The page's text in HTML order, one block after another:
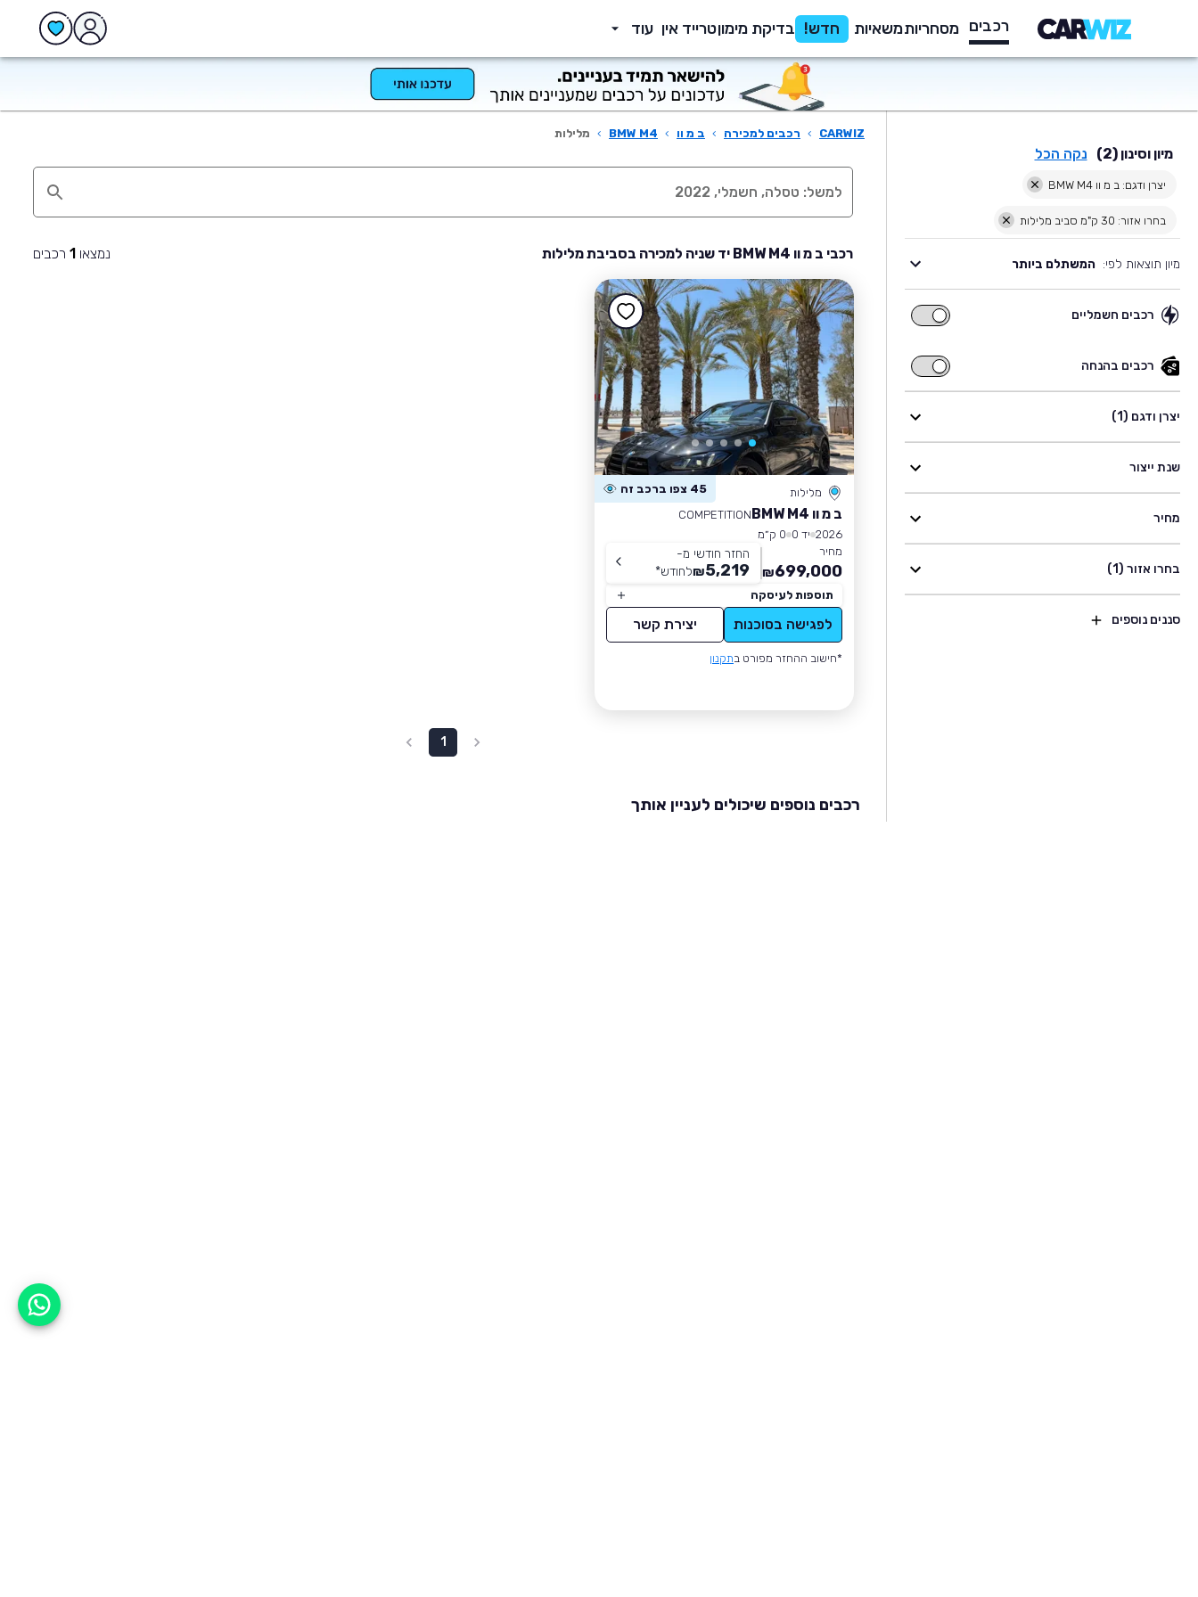
רכבים מסחריותמשאיות חדש! בדיקת מימוןטרייד אין עוד
מיון וסינון (2) נקה הכל
יצרן ודגם: ב מ וו BMW M4
בחרו אזור: 30 ק"מ סביב מלילות
מיון תוצאות לפי: המשתלם ביותר
רכבים חשמליים
רכבים
רכבים בהנחה
רכבים
בהנחה
יצרן ודגם (1)
שנת ייצור
מחיר
בחרו אזור (1)
סננים נוספים
CARWIZ
› רכבים למכירה › ב מ וו ›
BMW M4
› מלילות
רכבי ב מ וו BMW M4 יד שניה למכירה בסביבת מלילות נמצאו 1 רכבים
מלילות 45 צפו ברכב זה
ב מ וו BMW M4
COMPETITION
2026 יד 0
0 ק״מ
מחיר
699,000
₪
החזר חודשי מ-
5,219
₪לחודש*
תוספות לעיסקה
לפגישה בסוכנות יצירת קשר
*חישוב ההחזר מפורט בתקנון
1
רכבים נוספים שיכולים לעניין אותך
אפשר לעזור?